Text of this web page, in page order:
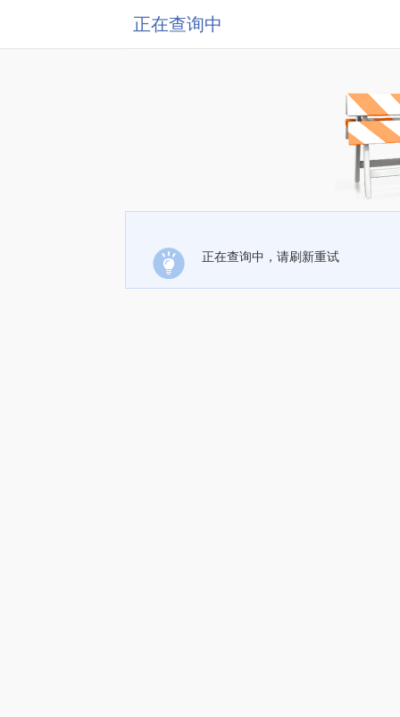
正在查询中
正在查询中，请刷新重试